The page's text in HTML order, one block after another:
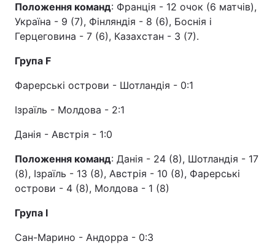
Положення команд: Франція - 12 очок (6 матчів),
Україна - 9 (7), Фінляндія - 8 (6), Боснія і
Герцеговина - 7 (6), Казахстан - 3 (7).
Група F
Фарерські острови - Шотландія - 0:1
Ізраїль - Молдова - 2:1
Данія - Австрія - 1:0
Положення команд: Данія - 24 (8), Шотландія - 17
(8), Ізраїль - 13 (8), Австрія - 10 (8), Фарерські
острови - 4 (8), Молдова - 1 (8)
Група I
Сан-Марино - Андорра - 0:3